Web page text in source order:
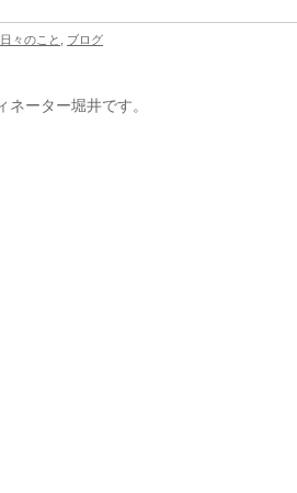
日々のこと ブログ
ーター堀井です。